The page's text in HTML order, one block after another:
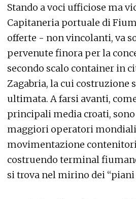
Stando a voci ufficiose ma
Capitaneria portuale di
offerte - non vincolanti, va
pervenute finora per la
secondo scalo container in
Zagabria, la cui costruzione
ultimata. A farsi avanti,
principali media croati,
maggiori operatori
movimentazione
costruendo terminal
si trova nel mirino dei